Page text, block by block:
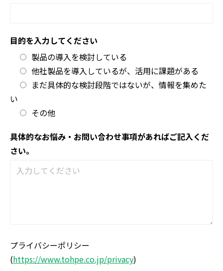
目的を入力してください
製品の導入を検討している
他社製品を導入しているが、活用に課題がある
まだ具体的な検討段階ではないが、情報を集めた
い
その他
具体的なお悩み・お問い合わせ事項があればご記入くだ
さい。
プライバシーポリシー
(https://www.tohpe.co.jp/privacy)